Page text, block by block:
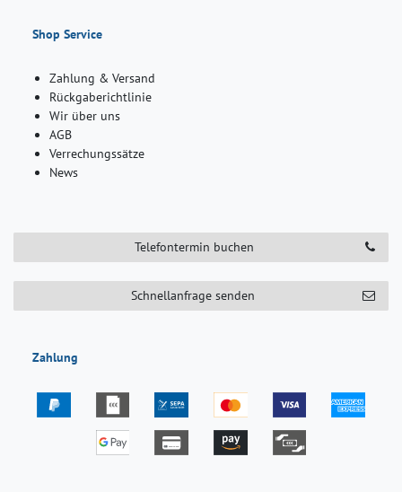
Shop Service
Zahlung & Versand
Rückgaberichtlinie
Wir über uns
AGB
Verrechungssätze
News
Telefontermin buchen
Schnellanfrage senden
Zahlung